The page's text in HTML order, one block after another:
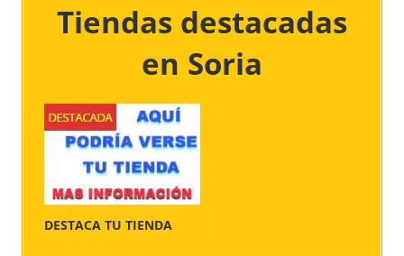
Tiendas destacadas
en Soria​​​​​​​